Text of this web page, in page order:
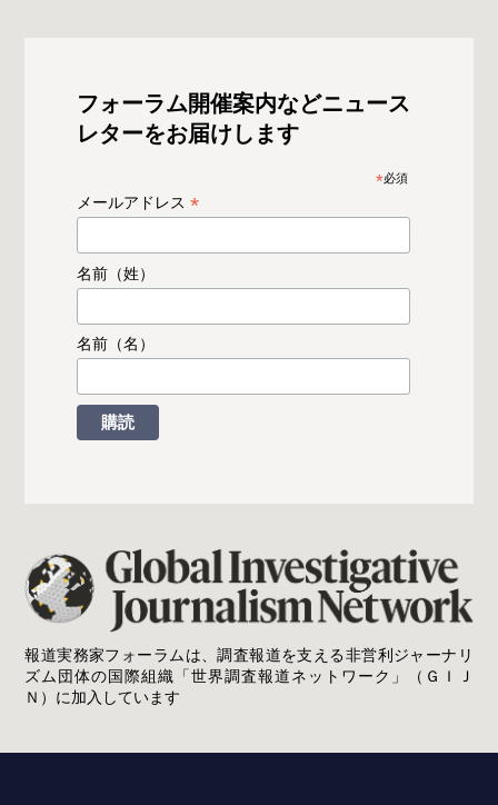
フォーラム開催案内などニュース
レターをお届けします
*必須
メールアドレス*
名前（姓）
名前（名）
報道実務家フォーラムは、調査報道を支える非営利ジャーナリ
ズム団体の国際組織「世界調査報道ネットワーク」（ＧＩＪ
Ｎ）に加入しています